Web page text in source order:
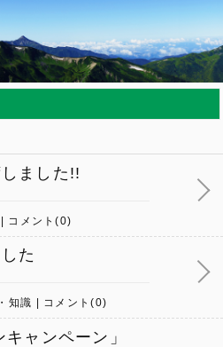
ました!!
コメント(0)
た
知識 コメント(0)
ャンペーン」